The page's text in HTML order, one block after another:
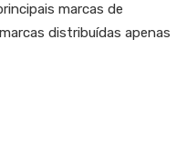
marcas de
distribuídas apenas